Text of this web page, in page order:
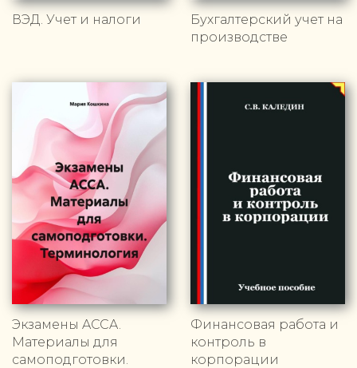
ВЭД. Учет и налоги
Бухгалтерский учет на
производстве
Экзамены ACCA.
Материалы для
самоподготовки.
Финансовая работа и
контроль в
корпорации